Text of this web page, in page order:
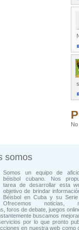
somos
Somos un equipo de
béisbol cubano. Nos
tarea de desarrollar esta
objetivo de brindar
Béisbol en Cuba y su Serie
Ofrecemos noticias,
foros de debate, juegos
buscamos
por lo que pronto
en nuestra web como